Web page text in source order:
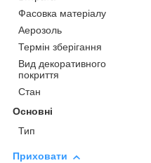
Фасовка матеріалу
Аерозоль
Термін зберігання
Вид декоративного
покриття
Стан
Основні
Тип
Приховати